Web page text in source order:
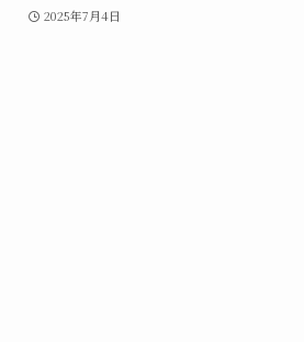
2025年7月4日